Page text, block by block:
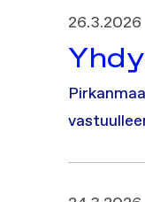
26.3.2026